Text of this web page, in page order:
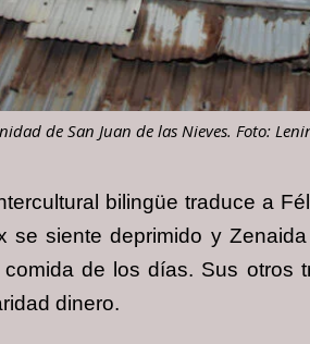
de San Juan de las Nieves. Foto:
bilingüe traduce a
se siente deprimido y
de los días. Sus
dinero.